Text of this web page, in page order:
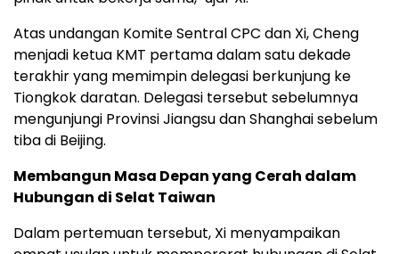
Atas undangan Komite Sentral CPC dan Xi, Cheng
menjadi ketua KMT pertama dalam satu dekade
terakhir yang memimpin delegasi berkunjung ke
Tiongkok daratan. Delegasi tersebut sebelumnya
mengunjungi Provinsi Jiangsu dan Shanghai sebelum
tiba di Beijing.
Membangun Masa Depan yang Cerah dalam
Hubungan di Selat Taiwan
Dalam pertemuan tersebut, Xi menyampaikan